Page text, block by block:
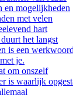
en mogelijkheden
met velen
hart
het langst
is een werkwoord
je.
om onszelf
is waarlijk